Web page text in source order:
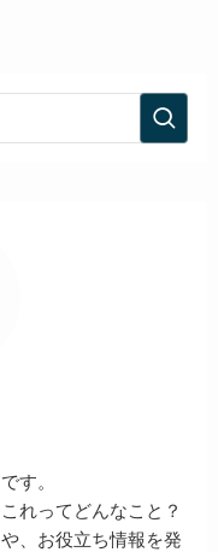
す。
れってどんなこと？
、お役立ち情報を発